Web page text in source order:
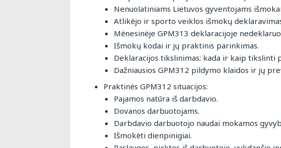
Nenuolatiniams Lietuvos gyventojams
Atlikėjo ir sporto veiklos išmokų
Mėnesinėje GPM313 deklaracijoje
Išmokų kodai ir jų praktinis parinkimas.
Deklaracijos tikslinimas: kada ir kaip tikslinti
Dažniausios GPM312 pildymo klaidos ir jų
Praktinės GPM312 situacijos:
Pajamos natūra iš darbdavio.
Dovanos darbuotojams.
Darbdavio darbuotojo naudai mokamos
Išmokėti dienpinigiai.